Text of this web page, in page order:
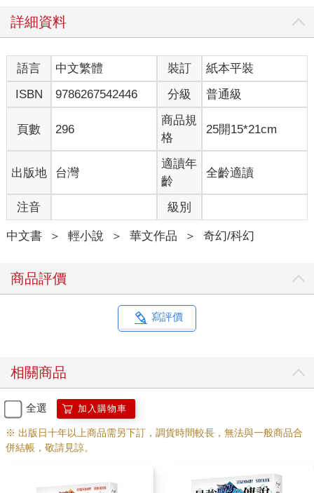
申尚平說完打了一個大大的哈欠。他也跟陸劍璃一樣在夾縫世界
待了八個小時，回來之後又一路上課到現在，現在同樣睏意滿
滿。
「所以劍璃那邊是什麼問題？」
「……到處都是問題。要不是我不會打架，真想直接砍怪賺錢還
她就好。」
不久前，申尚平被捲入了其他使徒的故事裡，不得不參加一場內
容極為離譜的武鬥大會。為了保住自己的小命，申尚平向李子璇
與陸劍璃借了一堆道具，並且約定好日後以勞動的方式償還。
申尚平沒有戰鬥能力，因此本來打算在夾縫世界找份短期打工什
麼的，但後來研究了一下，發現自己竟然要工作一整年才能賺到
這筆錢，於是決定用其他方式抵銷債務，也就是幫陸劍璃解決隊
伍的財務問題。
「……這樣啊，看來你也很辛苦。」
「我這邊的狀況還算穩定。惡夢蠕蟲最近雖然變多了，不過我還
應付得過來。你先處理劍璃那邊的問題吧。」
世界，敵人則是一堆以人類精神為食糧的蟲子。
「話說回來，你光吃這個會飽嗎？幹嘛不帶便當？熱食部也有賣
「因為我的麵包不用錢。這是打工剩下來的東西。」
申尚平在大賣場打工，因為跟領班大嬸混得很熟，所以可以把賣
不完的報廢麵包帶回家，省了一大筆伙食費。
附帶一提，皇聖高中並不禁止學生打工，但也不鼓勵。如果有學
生家境清寒，可以向學校申請減免學費，校方也會主動幫忙申請
各種補助，皇聖的招牌在這時非常好用，學生往往可以拿到一筆
不菲的金額。可惜申尚平只是單純零用錢不夠花，所以才會跑去
詳細資料
語言 中文繁體 裝訂
紙本平裝
ISBN
9786267542446 分級 普通級
頁數 296
商品規
格
25開15*21cm
出版地 台灣
適讀年
齡
全齡適讀
注音 級別
中文書 ＞ 輕小說 ＞ 華文作品 ＞ 奇幻/科幻
商品評價
寫評價
相關商品
全選 加入購物車
※ 出版日十年以上商品需另下訂，調貨時間較長，無法與一般商品合
併結帳，敬請見諒。